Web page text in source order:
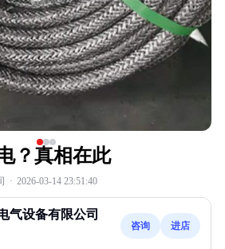
？真相在此
· 2026-03-14 23:51:40
气设备有限公司
咨询 进店